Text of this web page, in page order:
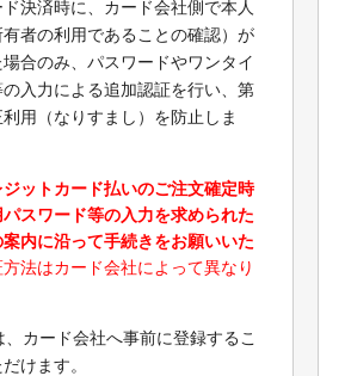
決済時に、カード会社側で本人
者の利用であることの確認）が
合のみ、パスワードやワンタイ
の入力による追加認証を行い、第
用（なりすまし）を防止しま
ットカード払いのご注文確定時
スワード等の入力を求められた
内に沿って手続きをお願いいた
方法はカード会社によって異なり
カード会社へ事前に登録するこ
けます。